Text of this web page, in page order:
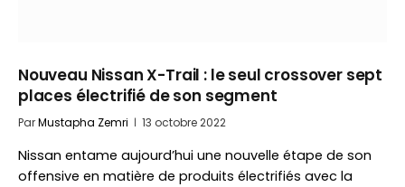
Nouveau Nissan X-Trail : le seul crossover sept
places électrifié de son segment
ParMustapha Zemri 13 octobre 2022
Nissan entame aujourd’hui une nouvelle étape de son
offensive en matière de produits électrifiés avec la